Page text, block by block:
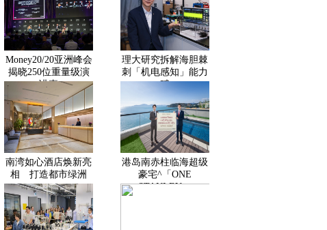
Money20/20亚洲峰会
揭晓250位重量级演
讲嘉
理大研究拆解海胆棘
刺「机电感知」能力
赋
南湾如心酒店焕新亮
相 打造都市绿洲
港岛南赤柱临海超级
豪宅^「ONE
STANLEY」